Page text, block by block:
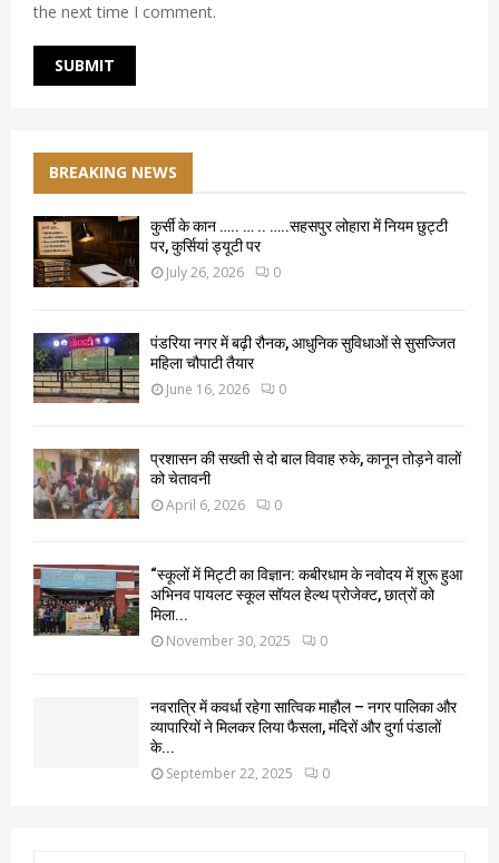
the next time I comment.
BREAKING NEWS
कुर्सी के कान ….. … .. …..सहसपुर लोहारा में नियम छुट्टी
पर, कुर्सियां ड्यूटी पर
July 26, 2026 0
पंडरिया नगर में बढ़ी रौनक, आधुनिक सुविधाओं से सुसज्जित
महिला चौपाटी तैयार
June 16, 2026 0
प्रशासन की सख्ती से दो बाल विवाह रुके, कानून तोड़ने वालों
को चेतावनी
April 6, 2026 0
“स्कूलों में मिट्टी का विज्ञान: कबीरधाम के नवोदय में शुरू हुआ
अभिनव पायलट स्कूल सॉयल हेल्थ प्रोजेक्ट, छात्रों को
मिला...
November 30, 2025 0
नवरात्रि में कवर्धा रहेगा सात्विक माहौल – नगर पालिका और
व्यापारियों ने मिलकर लिया फैसला, मंदिरों और दुर्गा पंडालों
के...
September 22, 2025 0